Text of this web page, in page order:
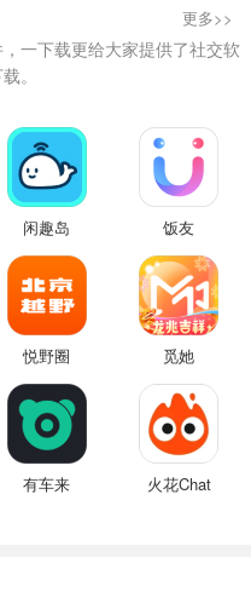
更多>>
一下载更给大家提供了社交软
。
闲趣岛 饭友
悦野圈 觅她
有车来 火花Chat